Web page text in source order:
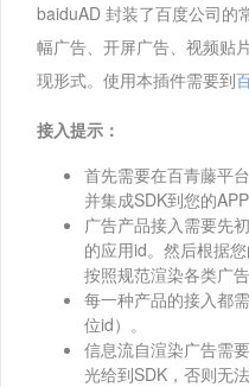
baiduAD 封装了百度公司的
幅广告、开屏广告、视频贴
现形式。使用本插件需要到
接入提示：
首先需要在百青藤平
并集成SDK到您的APP
广告产品接入需要先
的应用id。然后根据
按照规范渲染各类广告
每一种产品的接入都
位id）。
信息流自渲染广告需
光给到SDK，否则无法